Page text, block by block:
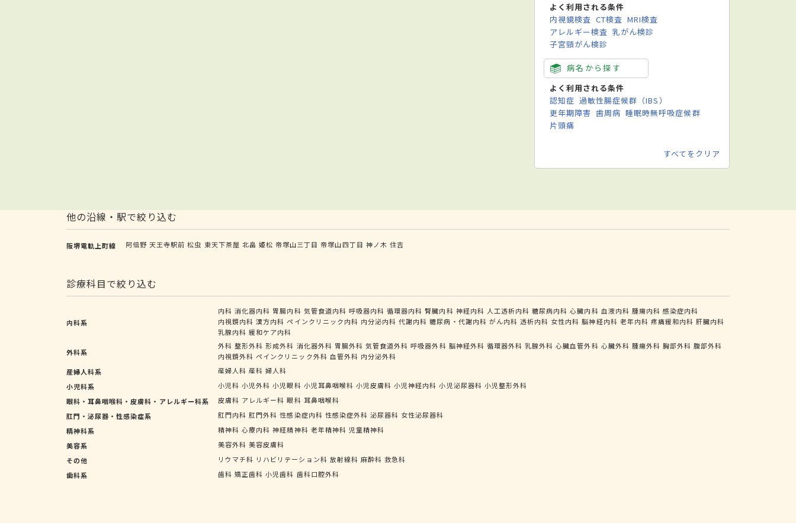
よく利用される条件
内視鏡検査 CT検査 MRI検査
アレルギー検査 乳がん検診
子宮頸がん検診
病名から探す
よく利用される条件
認知症 過敏性腸症候群（IBS）
更年期障害 歯周病 睡眠時無呼吸症候群
片頭痛
すべてをクリア
他の沿線・駅で絞り込む
阪堺電軌上町線 阿倍野 天王寺駅前 松虫 東天下茶屋 北畠 姫松 帝塚山三丁目 帝塚山四丁目 神ノ木 住吉
診療科目で絞り込む
内科系
内科 消化器内科 胃腸内科 気管食道内科 呼吸器内科 循環器内科 腎臓内科 神経内科 人工透析内科 糖尿病内科 心臓内科 血液内科 腫瘍内科 感染症内科
内視鏡内科 漢方内科 ペインクリニック内科 内分泌内科 代謝内科 糖尿病・代謝内科 がん内科 透析内科 女性内科 脳神経内科 老年内科 疼痛緩和内科 肝臓内科
乳腺内科 緩和ケア内科
外科系
外科 整形外科 形成外科 消化器外科 胃腸外科 気管食道外科 呼吸器外科 脳神経外科 循環器外科 乳腺外科 心臓血管外科 心臓外科 腫瘍外科 胸部外科 腹部外科
内視鏡外科 ペインクリニック外科 血管外科 内分泌外科
産婦人科系
産婦人科 産科 婦人科
小児科系
小児科 小児外科 小児眼科 小児耳鼻咽喉科 小児皮膚科 小児神経内科 小児泌尿器科 小児整形外科
眼科・耳鼻咽喉科・皮膚科・アレルギー科系
皮膚科 アレルギー科 眼科 耳鼻咽喉科
肛門・泌尿器・性感染症系
肛門内科 肛門外科 性感染症内科 性感染症外科 泌尿器科 女性泌尿器科
精神科系
精神科 心療内科 神経精神科 老年精神科 児童精神科
美容系
美容外科 美容皮膚科
その他
リウマチ科 リハビリテーション科 放射線科 麻酔科 救急科
歯科系
歯科 矯正歯科 小児歯科 歯科口腔外科